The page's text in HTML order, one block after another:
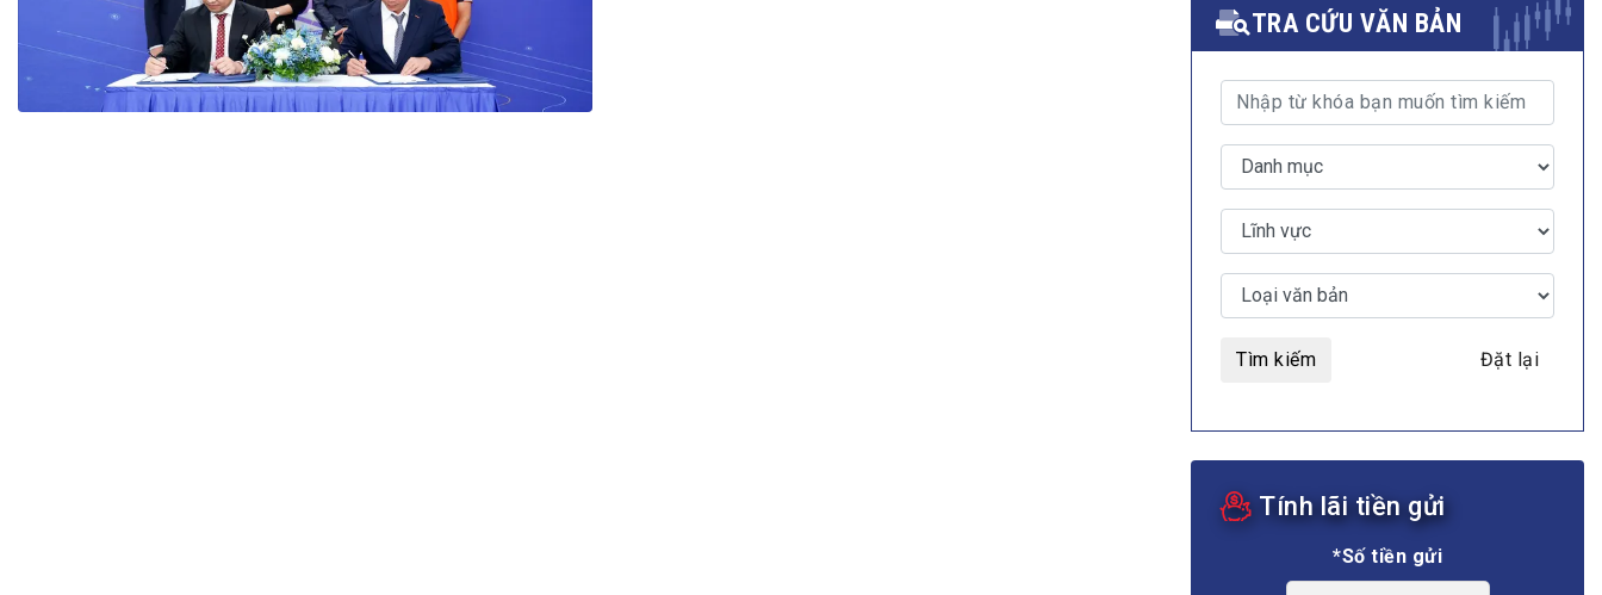
Bộ Chuẩn mực Đạo đức nghề nghiệp
Đối tác
Đấu giá tài sản
Thanh toán –Thẻ
Nhà quản trị
MULTIMEDIA
Video
E-magazines
TRA CỨU VĂN BẢN
Tìm kiếm Đặt lại
Tính lãi tiền gửi
*Số tiền gửi